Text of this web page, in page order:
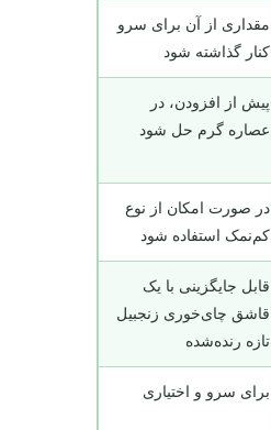
مقداری از آن برای سرو
کنار گذاشته شود
پیش از افزودن، در
عصاره گرم حل شود
در صورت امکان از نوع
کم‌نمک استفاده شود
قابل جایگزینی با یک
قاشق چای‌خوری زنجبیل
تازه رنده‌شده
برای سرو و اختیاری